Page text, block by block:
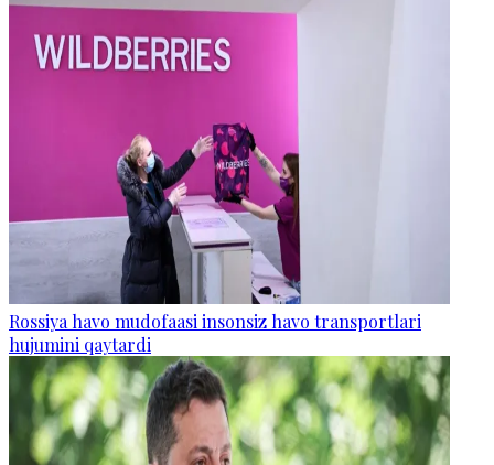
Rossiya havo mudofaasi insonsiz havo transportlari
hujumini qaytardi